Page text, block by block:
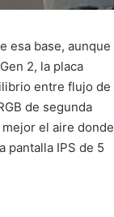
esa base, aunque
2, la placa
entre flujo de
de segunda
el aire donde
pantalla IPS de 5